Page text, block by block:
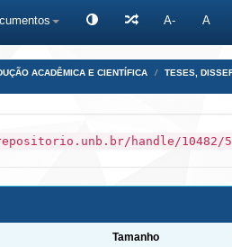
A- A
ACADÊMICA E CIENTÍFICA TESES,
handle/10482/
Tamanho